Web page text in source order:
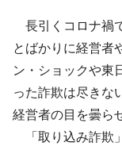
長引くコロナ禍
とばかりに経営者
ン・ショックや東
った詐欺は尽きな
経営者の目を曇ら
「取り込み詐欺